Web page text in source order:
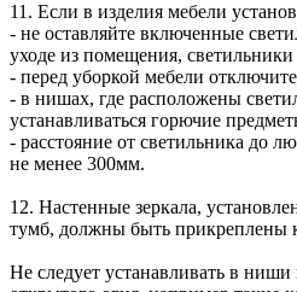
11. Если в изделия мебели
- не оставляйте включенные
уходе из помещения,
- перед уборкой мебели
- в нишах, где расположены
устанавливаться горючие
- расстояние от светильника до
не менее 300мм.
12. Настенные зеркала,
тумб, должны быть прикреплены
Не следует устанавливать в